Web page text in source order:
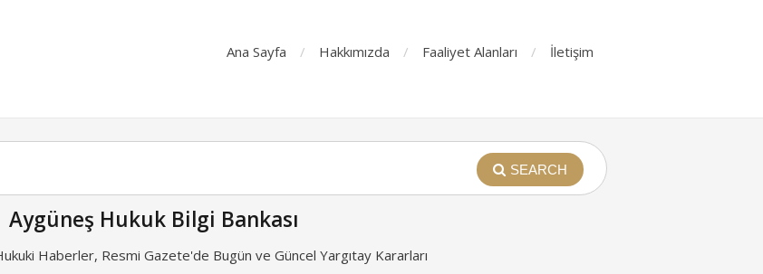
Ana Sayfa Hakkımızda Faaliyet Alanları İletişim
SEARCH
Aygüneş Hukuk Bilgi Bankası
Haberler, Resmi Gazete'de Bugün ve Güncel Yargıtay Kararları